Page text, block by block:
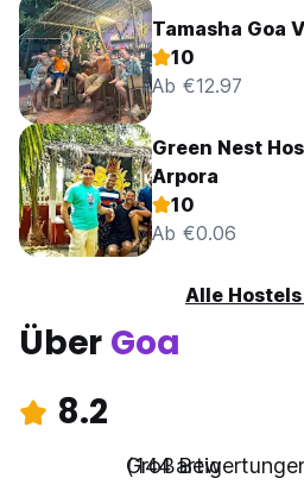
Tamasha Goa
10
Ab €12.97
Green Nest
Arpora
10
Ab €0.06
Alle
Über Goa
8.2
Großartig
(144